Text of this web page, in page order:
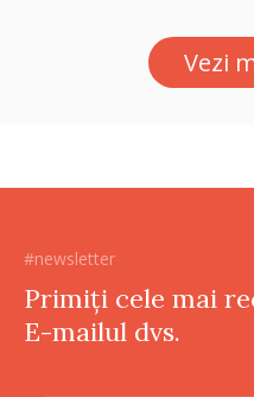
Vezi
#newsletter
Primiți cele mai
E-mailul dvs.